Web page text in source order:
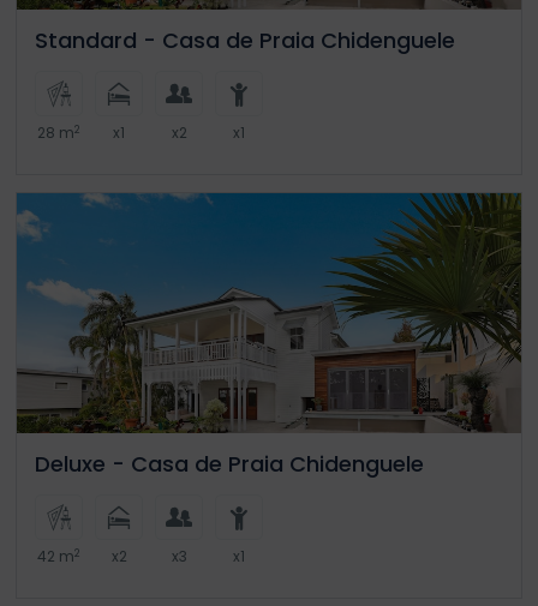
Standard - Casa de Praia Chidenguele
28 m2 x1 x2 x1
Deluxe - Casa de Praia Chidenguele
42 m2 x2 x3 x1